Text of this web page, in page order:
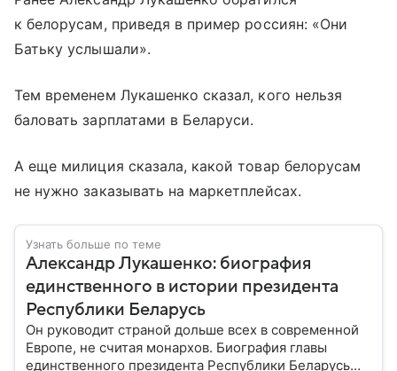
к белорусам, приведя в пример россиян: «Они
Батьку услышали».
Тем временем Лукашенко сказал, кого нельзя
баловать зарплатами в Беларуси.
А еще милиция сказала, какой товар белорусам
не нужно заказывать на маркетплейсах.
Узнать больше по теме
Александр Лукашенко: биография
единственного в истории президента
Республики Беларусь
Он руководит страной дольше всех в современной
Европе, не считая монархов. Биография главы
единственного президента Республики Беларусь